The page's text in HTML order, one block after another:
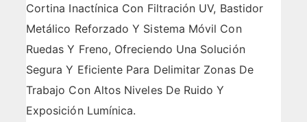
Cortina Inactínica Con Filtración UV, Bastidor
Metálico Reforzado Y Sistema Móvil Con
Ruedas Y Freno, Ofreciendo Una Solución
Segura Y Eficiente Para Delimitar Zonas De
Trabajo Con Altos Niveles De Ruido Y
Exposición Lumínica.